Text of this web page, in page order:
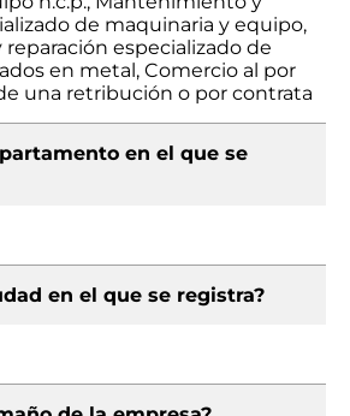
de maquinaria y equipo,
especializado de
en metal, Comercio al por
una retribución o por contrata
en el que se
en el que se registra?